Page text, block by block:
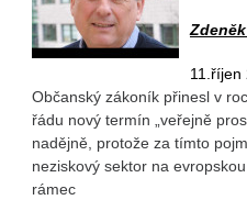
11.říjen
Občanský zákoník přinesl v
řádu nový termín „veřejně
nadějně, protože za tímto
neziskový sektor na
rámec